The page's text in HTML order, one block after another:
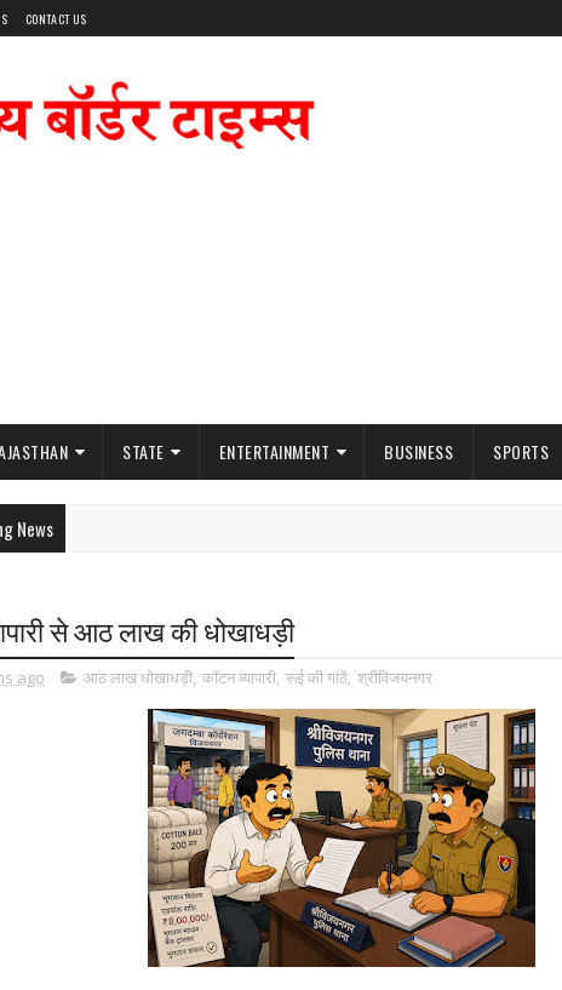
CONTACT US
STATE ENTERTAINMENT BUSINESS SPORTS
News
से आठ लाख की धोखाधड़ी
ago आठ लाख धोखाधड़ी, कॉटन व्यापारी, रूई की गांठें, श्रीविजयनगर